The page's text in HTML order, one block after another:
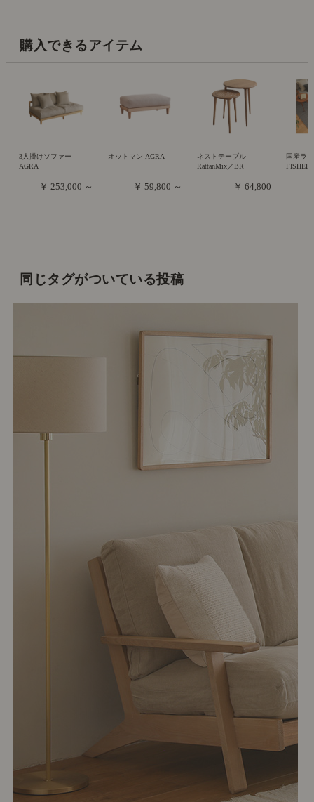
購入できるアイテム
3人掛けソファー
AGRA
￥ 253,000 ～
オットマン AGRA
￥ 59,800 ～
ネストテーブル
RattanMix／BR
￥ 64,800
国産ラ
同じタグがついている投稿